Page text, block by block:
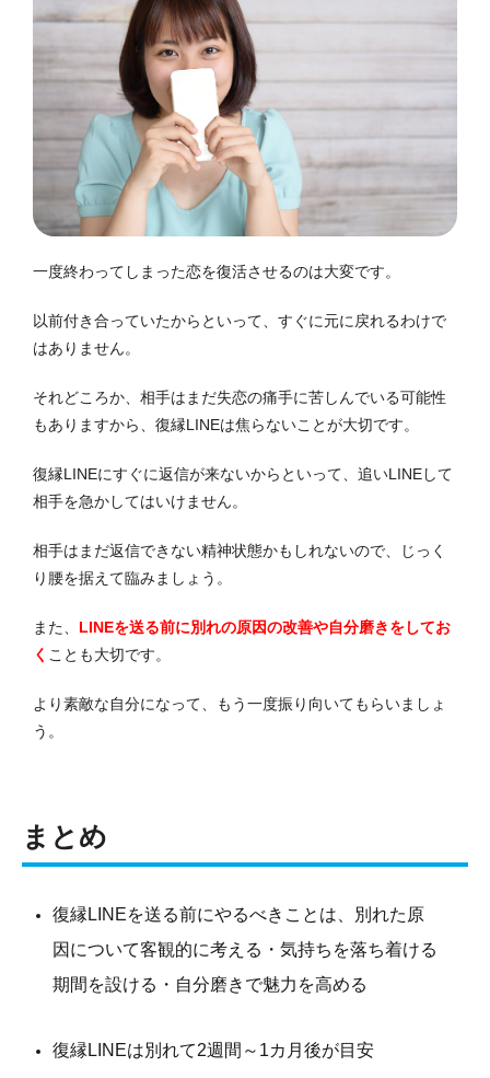
一度終わってしまった恋を復活させるのは大変です。
以前付き合っていたからといって、すぐに元に戻れるわけで
はありません。
それどころか、相手はまだ失恋の痛手に苦しんでいる可能性
もありますから、復縁LINEは焦らないことが大切です。
復縁LINEにすぐに返信が来ないからといって、追いLINEして
相手を急かしてはいけません。
相手はまだ返信できない精神状態かもしれないので、じっく
り腰を据えて臨みましょう。
また、 LINEを送る前に別れの原因の改善や自分磨きをしてお
く ことも大切です。
より素敵な自分になって、もう一度振り向いてもらいましょ
う。
まとめ
復縁LINEを送る前にやるべきことは、別れた原
因について客観的に考える・気持ちを落ち着ける
期間を設ける・自分磨きで魅力を高める
復縁LINEは別れて2週間～1カ月後が目安